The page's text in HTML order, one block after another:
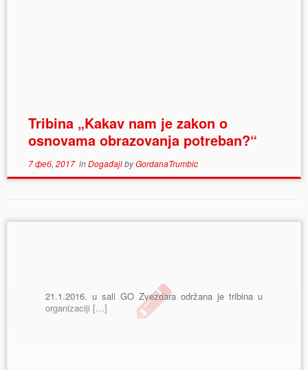
Tribina „Kakav nam je zakon o
osnovama obrazovanja potreban?“
7 феб, 2017inDogađajibyGordanaTrumbic
21.1.2016. u sali GO Zvezdara održana je tribina u
organizaciji […]